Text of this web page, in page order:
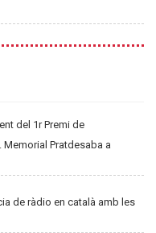
del 1r Premi de
Pratdesaba a
de ràdio en català amb les